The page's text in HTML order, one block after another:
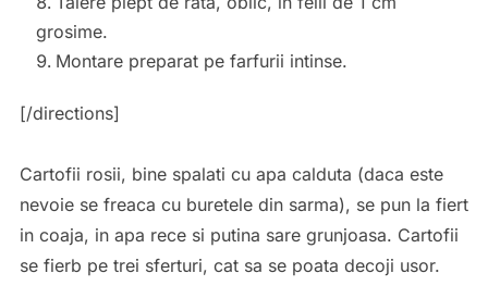
grosime.
Montare preparat pe farfurii intinse.
[/directions]
Cartofii rosii, bine spalati cu apa calduta (daca este
nevoie se freaca cu buretele din sarma), se pun la fiert
in coaja, in apa rece si putina sare grunjoasa. Cartofii
se fierb pe trei sferturi, cat sa se poata decoji usor.